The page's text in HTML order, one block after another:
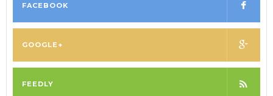
FACEBOOK
GOOGLE+
FEEDLY